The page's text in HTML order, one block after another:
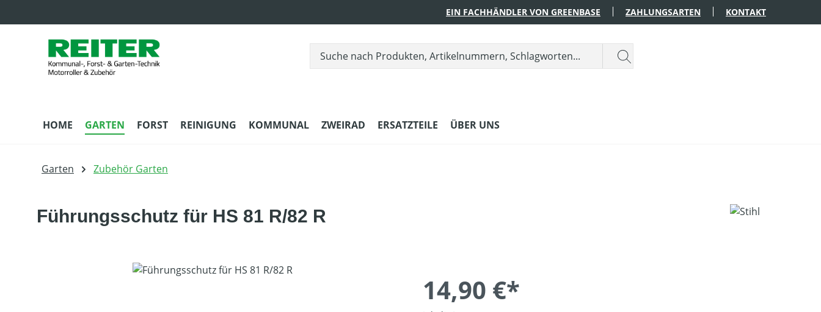
EIN FACHHÄNDLER VON GREENBASE ZAHLUNGSARTEN KONTAKT
HOME GARTEN FORST REINIGUNG KOMMUNAL ZWEIRAD ERSATZTEILE ÜBER UNS
Garten Zubehör Garten
Führungsschutz für HS 81 R/82 R
Bildergalerie überspringen
14,90 €*